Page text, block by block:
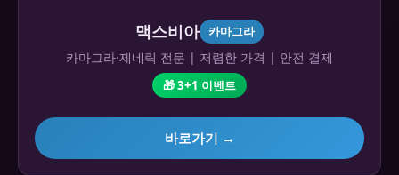
맥스비아 카마그라
카마그라·제네릭 전문 | 저렴한 가격 | 안전 결제
🎁 3+1 이벤트
바로가기 →